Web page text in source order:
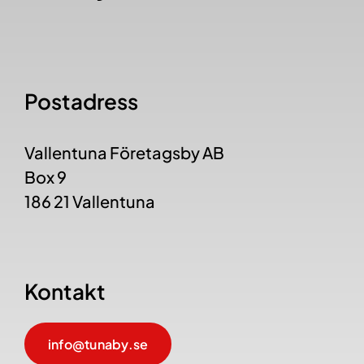
Postadress
Vallentuna Företagsby AB
Box 9
186 21 Vallentuna
Kontakt
info@tunaby.se